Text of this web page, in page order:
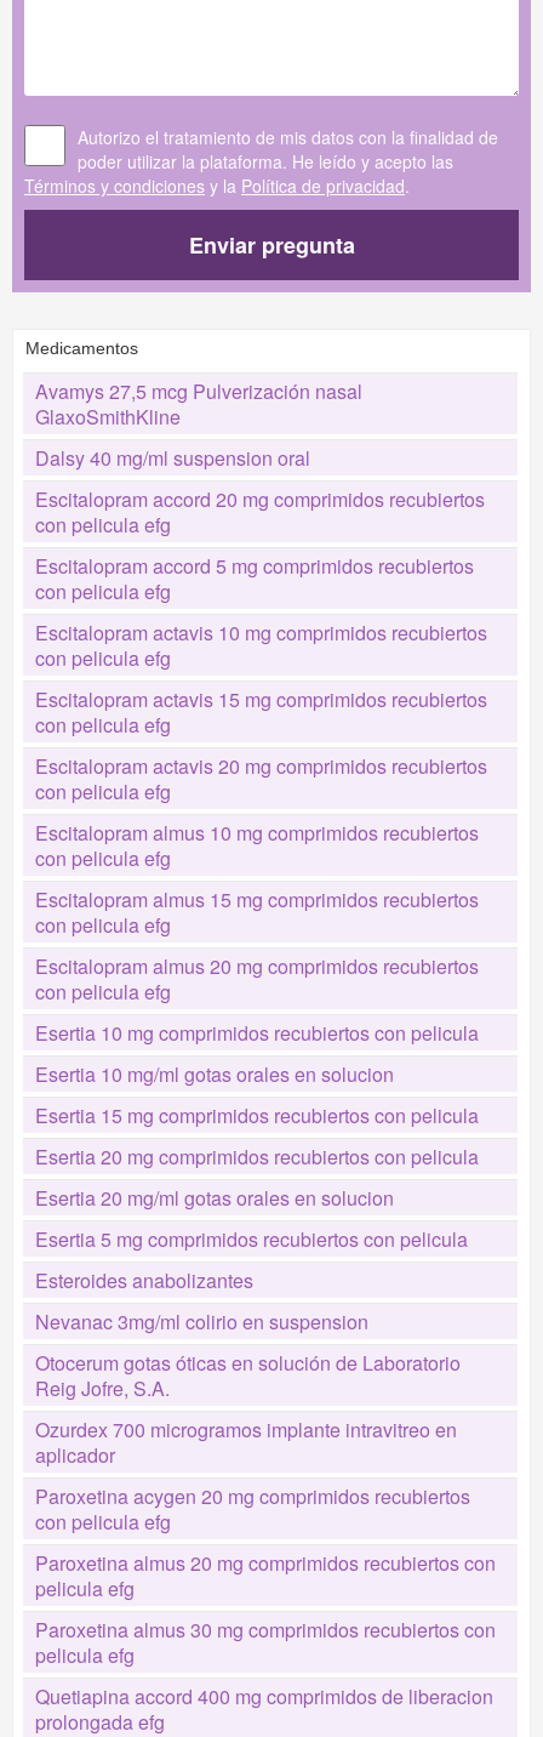
Autorizo el tratamiento de mis datos con la finalidad de
poder utilizar la plataforma. He leído y acepto las
Términos y condiciones y la Política de privacidad.
Enviar pregunta
Medicamentos
Avamys 27,5 mcg Pulverización nasal
GlaxoSmithKline
Dalsy 40 mg/ml suspension oral
Escitalopram accord 20 mg comprimidos recubiertos
con pelicula efg
Escitalopram accord 5 mg comprimidos recubiertos
con pelicula efg
Escitalopram actavis 10 mg comprimidos recubiertos
con pelicula efg
Escitalopram actavis 15 mg comprimidos recubiertos
con pelicula efg
Escitalopram actavis 20 mg comprimidos recubiertos
con pelicula efg
Escitalopram almus 10 mg comprimidos recubiertos
con pelicula efg
Escitalopram almus 15 mg comprimidos recubiertos
con pelicula efg
Escitalopram almus 20 mg comprimidos recubiertos
con pelicula efg
Esertia 10 mg comprimidos recubiertos con pelicula
Esertia 10 mg/ml gotas orales en solucion
Esertia 15 mg comprimidos recubiertos con pelicula
Esertia 20 mg comprimidos recubiertos con pelicula
Esertia 20 mg/ml gotas orales en solucion
Esertia 5 mg comprimidos recubiertos con pelicula
Esteroides anabolizantes
Nevanac 3mg/ml colirio en suspension
Otocerum gotas óticas en solución de Laboratorio
Reig Jofre, S.A.
Ozurdex 700 microgramos implante intravitreo en
aplicador
Paroxetina acygen 20 mg comprimidos recubiertos
con pelicula efg
Paroxetina almus 20 mg comprimidos recubiertos con
pelicula efg
Paroxetina almus 30 mg comprimidos recubiertos con
pelicula efg
Quetiapina accord 400 mg comprimidos de liberacion
prolongada efg